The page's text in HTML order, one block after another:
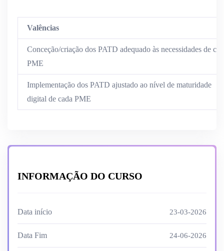
Valências
Conceção/criação dos PATD adequado às necessidades de
PME
Implementação dos PATD ajustado ao nível de maturidade
digital de cada PME
INFORMAÇÃO DO CURSO
Data início 23-03-2026
Data Fim 24-06-2026